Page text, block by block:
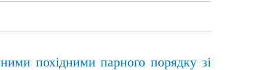
похідними парного порядку зі